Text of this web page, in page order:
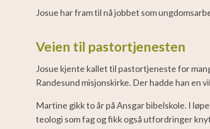
Josue har fram til nå jobbet som
Veien til pastortjenesten
Josue kjente kallet til pastortjeneste for
Randesund misjonskirke. Der hadde han en
Martine gikk to år på Ansgar bibelskole. I
teologi som fag og fikk også utfordringer